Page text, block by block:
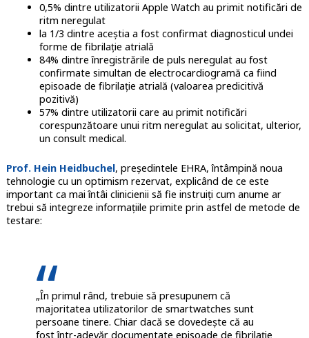
0,5% dintre utilizatorii Apple Watch au primit notificări de
ritm neregulat
la 1/3 dintre aceștia a fost confirmat diagnosticul undei
forme de fibrilație atrială
84% dintre înregistrările de puls neregulat au fost
confirmate simultan de electrocardiogramă ca fiind
episoade de fibrilație atrială (valoarea predicitivă
pozitivă)
57% dintre utilizatorii care au primit notificări
corespunzătoare unui ritm neregulat au solicitat, ulterior,
un consult medical.
Prof. Hein Heidbuchel, președintele EHRA, întâmpină noua
tehnologie cu un optimism rezervat, explicând de ce este
important ca mai întâi clinicienii să fie instruiți cum anume ar
trebui să integreze informațiile primite prin astfel de metode de
testare:
„În primul rând, trebuie să presupunem că
majoritatea utilizatorilor de smartwatches sunt
persoane tinere. Chiar dacă se dovedește că au
fost într-adevăr documentate episoade de fibrilație